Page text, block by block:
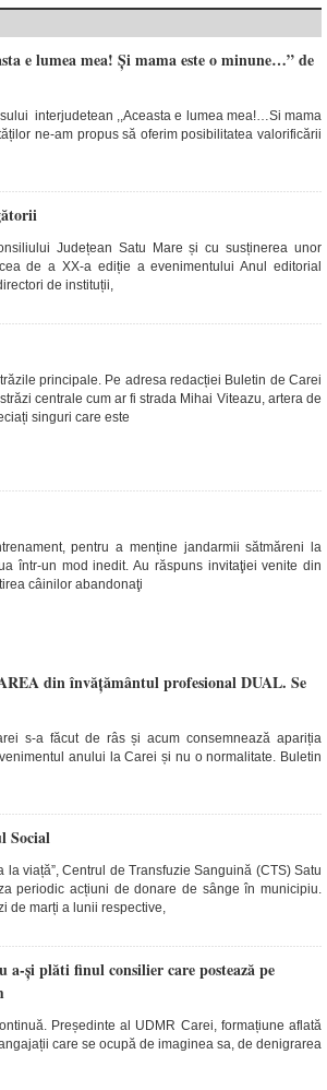
e lumea mea! Și mama este o minune…” de
interjudetean ,,Aceasta e lumea mea!…Si mama
ne-am propus să oferim posibilitatea valorificării
Județean Satu Mare și cu susținerea unor
de a XX-a ediție a evenimentului Anul editorial
de instituții,
principale. Pe adresa redacției Buletin de Carei
centrale cum ar fi strada Mihai Viteazu, artera de
singuri care este
pentru a menține jandarmii sătmăreni la
într-un mod inedit. Au răspuns invitaţiei venite din
câinilor abandonaţi
din învățământul profesional DUAL. Se
s-a făcut de râs și acum consemnează apariția
anului la Carei și nu o normalitate. Buletin
Social
viață”, Centrul de Transfuzie Sanguină (CTS) Satu
periodic acțiuni de donare de sânge în municipiu.
de marți a lunii respective,
și plăti finul consilier care postează pe
Președinte al UDMR Carei, formațiune aflată
care se ocupă de imaginea sa, de denigrarea